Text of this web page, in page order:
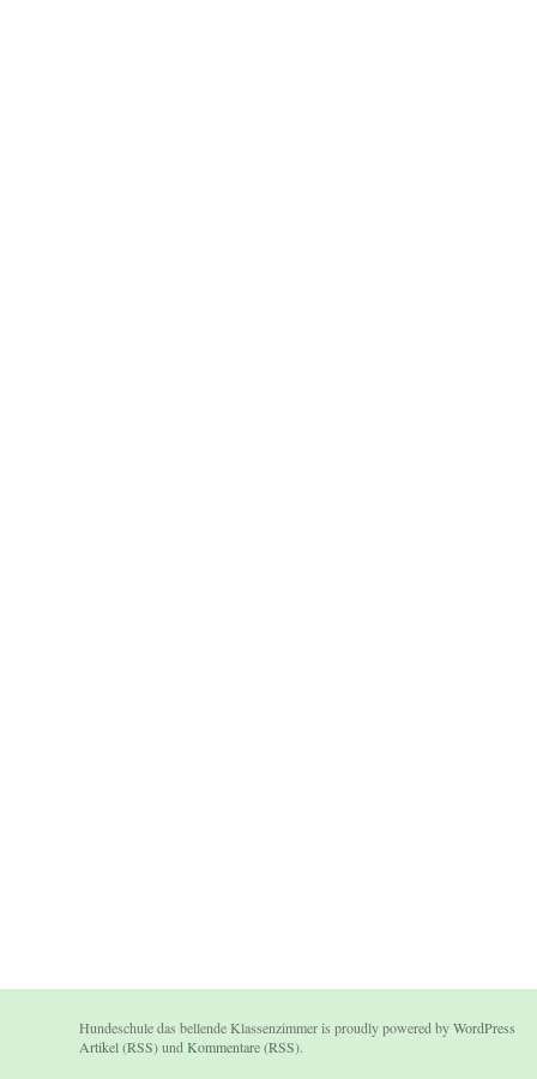
Hundeschule das bellende Klassenzimmer is proudly powered byWordPress
Artikel (RSS)und Kommentare (RSS).